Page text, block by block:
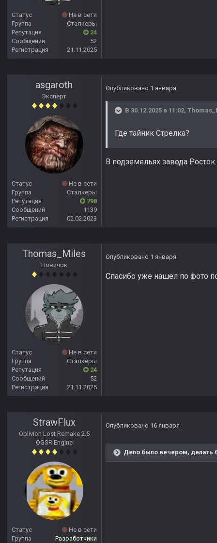
Статус
Не в сети
Группа
Сталкеры
Репутация
24
Сообщений
52
Регистрация
21.11.2025
asgaroth
Эксперт
Статус
Не в сети
Группа
Сталкеры
Репутация
798
Сообщений
1139
Регистрация
02.02.2023
Опубликовано 1 января
В 30.12.2025 в 11:02,
Где тайник Стрелка?
В подземельях завода Росток.
Thomas_Miles
Новичок
Статус
Не в сети
Группа
Сталкеры
Репутация
24
Сообщений
52
Регистрация
21.11.2025
Опубликовано 1 января
Спасибо уже нашел по фото
StrawFlux
Oblivion Lost Remake 2.5
OGSR Engine
Статус
Не в сети
Группа
Разработчики
Опубликовано 16 января
Дело было вечером, делать